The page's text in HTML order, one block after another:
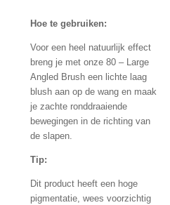
Hoe te gebruiken:
Voor een heel natuurlijk effect
breng je met onze 80 – Large
Angled Brush een lichte laag
blush aan op de wang en maak
je zachte ronddraaiende
bewegingen in de richting van
de slapen.
Tip:
Dit product heeft een hoge
pigmentatie, wees voorzichtig